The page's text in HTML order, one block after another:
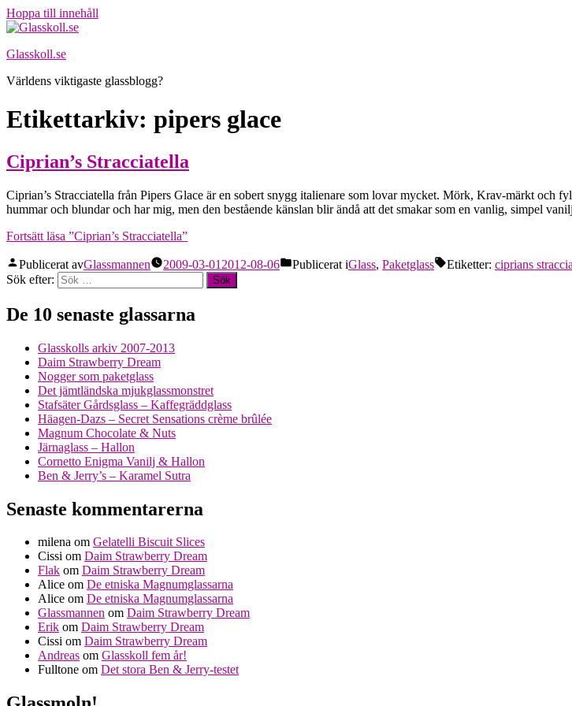
Hoppa till innehåll
Glasskoll.se
Världens viktigaste glassblogg?
Etikettarkiv: pipers glace
Ciprian’s Stracciatella
Ciprian’s Stracciatella från Pipers Glace är en sobert snygg italienare som lovar mycket. Mörk, Krav-märkt och
hummar och blundar och har mig, men den bestående känslan blir ändå att det smakar som en vanlig, simpel
Fortsätt läsa ”Ciprian’s Stracciatella”
Publicerat avGlassmannen 2009-03-01 2012-08-06 Publicerat iGlass, Paketglass Etiketter: ciprians
Sök efter:
De 10 senaste glassarna
Glasskolls arkiv 2007-2013
Daim Strawberry Dream
Nogger som paketglass
Det jämtländska mjukglassmonstret
Stafsäter Gårdsglass – Kaffegräddglass
Häagen-Dazs – Secret Sensations crème brûlée
Magnum Chocolate & Nuts
Järnaglass – Hallon
Cornetto Enigma Vanilj & Hallon
Ben & Jerry’s – Karamel Sutra
Senaste kommentarerna
milena om Gelatelli Biscuit Slices
Cissi om Daim Strawberry Dream
Flak om Daim Strawberry Dream
Alice om De etniska Magnumglassarna
Alice om De etniska Magnumglassarna
Glassmannen om Daim Strawberry Dream
Erik om Daim Strawberry Dream
Cissi om Daim Strawberry Dream
Andreas om Glasskoll fem år!
Fulltone om Det stora Ben & Jerry-testet